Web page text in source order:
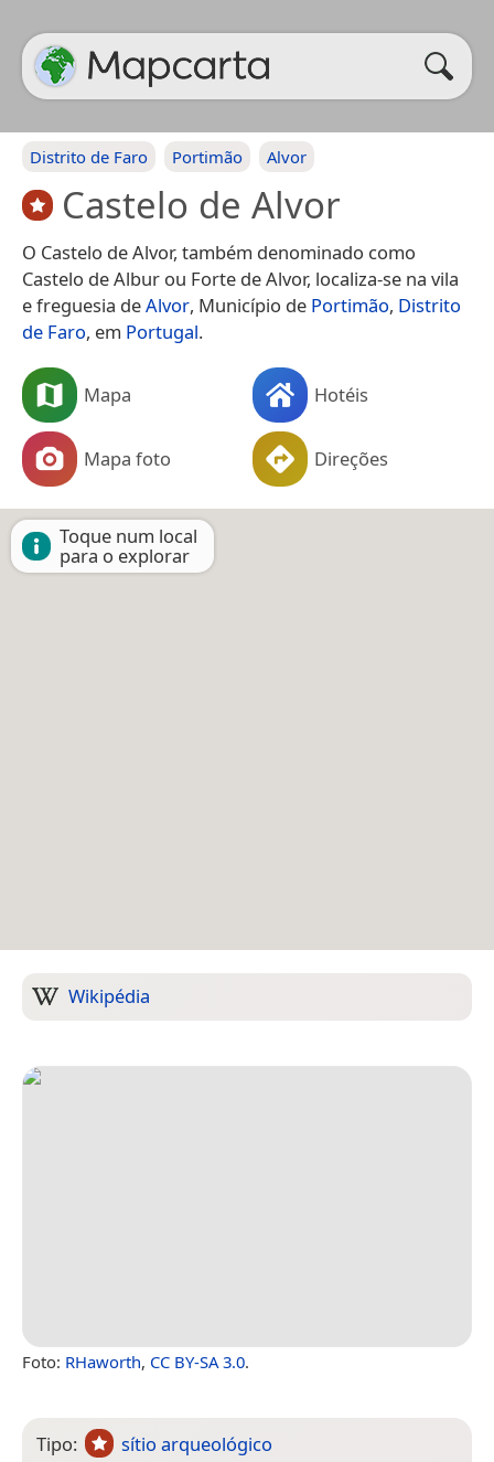
Distrito de Faro Portimão Alvor
Castelo de Alvor
O Castelo de Alvor, também denominado como
Castelo de Albur ou Forte de Alvor, localiza-se na vila
e freguesia deAlvor, Município de Portimão, Distrito
de Faro, em Portugal.
Mapa Hotéis
Mapa foto Direções
Toque num local
para o explorar
Wikipédia
Foto: RHaworth, CC BY-SA 3.0.
Tipo:
sítio arqueológico